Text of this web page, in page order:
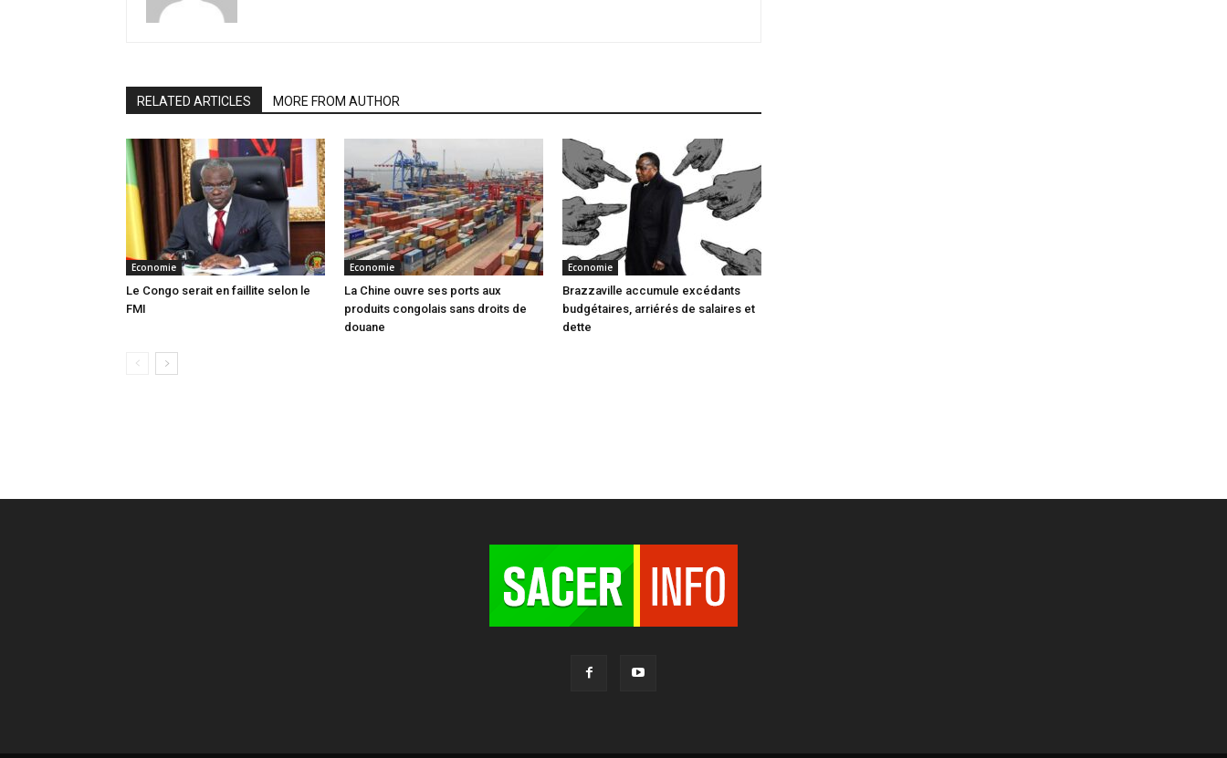
RELATED ARTICLES MORE FROM AUTHOR
Economie
Le Congo serait en faillite selon le
FMI
Economie
La Chine ouvre ses ports aux
produits congolais sans droits de
douane
Economie
Brazzaville accumule excédants
budgétaires, arriérés de salaires et
dette